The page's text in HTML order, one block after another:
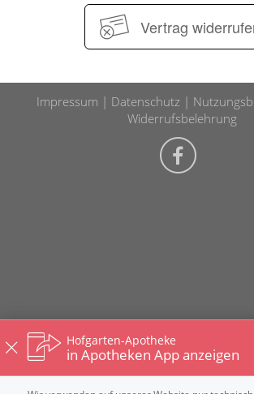
Vertrag
Impressum Datenschutz
Widerrufsbelehrung
Hofgarten-Apotheke
in Apotheken App anzeigen